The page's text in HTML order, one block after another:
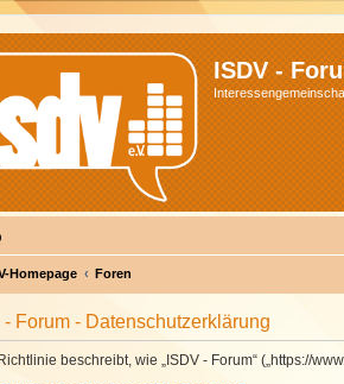
ISDV -
Homepage Foren
- Forum - Datenschutzerklärung
beschreibt, wie „ISDV - Forum“ („https://